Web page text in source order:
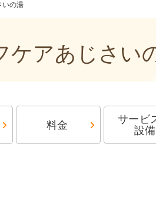
いの湯
ケアあじさい
料金
サービ
設備